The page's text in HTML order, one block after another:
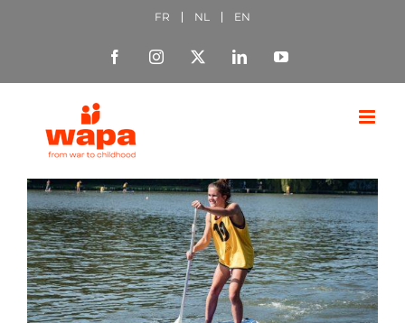
contenu
FR NL EN
FacebookInstagram LinkedInYouTube